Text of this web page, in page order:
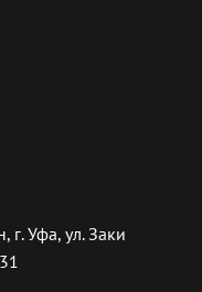
г. Уфа, ул. Заки